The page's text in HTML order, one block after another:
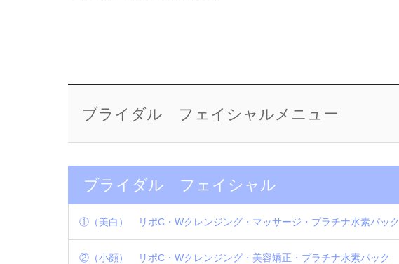
ブライダル フェイシャルメニュー
ブライダル フェイシャル
①（美白） リポC・Wクレンジング・マッサージ・プラチナ水素パック
②（小顔） リポC・Wクレンジング・美容矯正・プラチナ水素パック